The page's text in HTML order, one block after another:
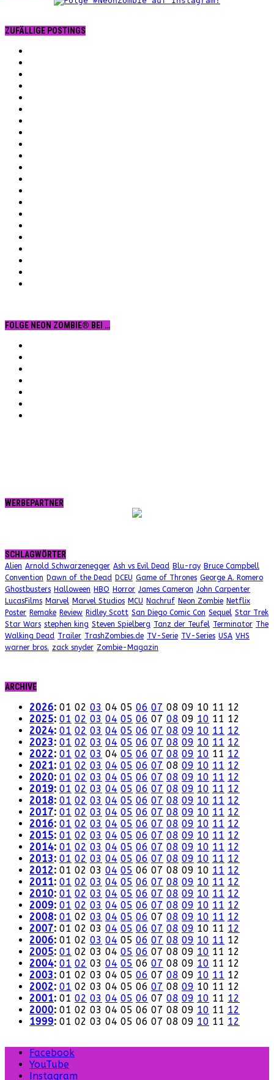
ZUFÄLLIGE POSTINGS
FOLGE NEON ZOMBIE® BEI …
WERBEPARTNER
SCHLAGWÖRTER
Alien Arnold Schwarzenegger Ash vs Evil Dead Blu-ray Bruce Campbell
Convention Dawn of the Dead DCEU Game of Thrones George A. Romero
Ghostbusters Halloween HBO Horror James Cameron John Carpenter
LucasFilms Marvel Marvel Studios MCU Nachruf Neon Zombie Netflix
Poster Remake Review Ridley Scott San Diego Comic Con Sequel Star Trek
Star Wars stephen king Steven Spielberg Tanz der Teufel Terminator The
Walking Dead Trailer TrashZombies.de TV-Serie TV-Series USA VHS
warner bros. zack snyder Zombie-Magazin
ARCHIVE
2026: 01 02 03 04 05 06 07 08 09 10 11 12
2025: 01 02 03 04 05 06 07 08 09 10 11 12
2024: 01 02 03 04 05 06 07 08 09 10 11 12
2023: 01 02 03 04 05 06 07 08 09 10 11 12
2022: 01 02 03 04 05 06 07 08 09 10 11 12
2021: 01 02 03 04 05 06 07 08 09 10 11 12
2020: 01 02 03 04 05 06 07 08 09 10 11 12
2019: 01 02 03 04 05 06 07 08 09 10 11 12
2018: 01 02 03 04 05 06 07 08 09 10 11 12
2017: 01 02 03 04 05 06 07 08 09 10 11 12
2016: 01 02 03 04 05 06 07 08 09 10 11 12
2015: 01 02 03 04 05 06 07 08 09 10 11 12
2014: 01 02 03 04 05 06 07 08 09 10 11 12
2013: 01 02 03 04 05 06 07 08 09 10 11 12
2012: 01 02 03 04 05 06 07 08 09 10 11 12
2011: 01 02 03 04 05 06 07 08 09 10 11 12
2010: 01 02 03 04 05 06 07 08 09 10 11 12
2009: 01 02 03 04 05 06 07 08 09 10 11 12
2008: 01 02 03 04 05 06 07 08 09 10 11 12
2007: 01 02 03 04 05 06 07 08 09 10 11 12
2006: 01 02 03 04 05 06 07 08 09 10 11 12
2005: 01 02 03 04 05 06 07 08 09 10 11 12
2004: 01 02 03 04 05 06 07 08 09 10 11 12
2003: 01 02 03 04 05 06 07 08 09 10 11 12
2002: 01 02 03 04 05 06 07 08 09 10 11 12
2001: 01 02 03 04 05 06 07 08 09 10 11 12
2000: 01 02 03 04 05 06 07 08 09 10 11 12
1999: 01 02 03 04 05 06 07 08 09 10 11 12
Facebook
YouTube
Instagram